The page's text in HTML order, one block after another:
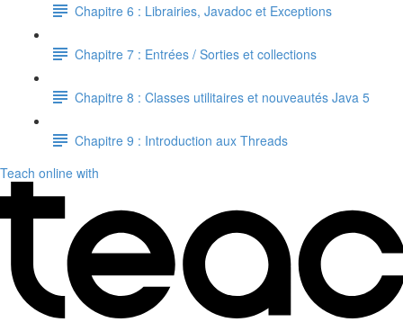
Chapitre 6 : Librairies, Javadoc et Exceptions
Chapitre 7 : Entrées / Sorties et collections
Chapitre 8 : Classes utilitaires et nouveautés Java 5
Chapitre 9 : Introduction aux Threads
Teach online with